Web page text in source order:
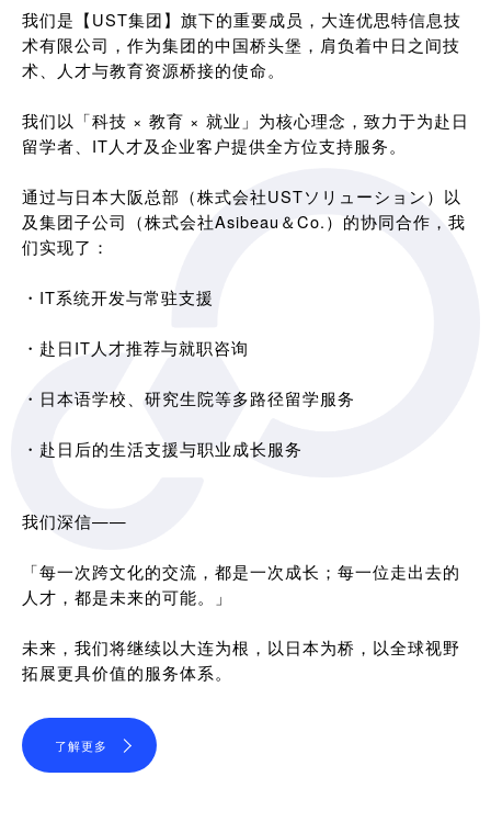
我们是【UST集团】旗下的重要成员，大连优思特信息技
术有限公司，作为集团的中国桥头堡，肩负着中日之间技
术、人才与教育资源桥接的使命。
我们以「科技 × 教育 × 就业」为核心理念，致力于为赴日
留学者、IT人才及企业客户提供全方位支持服务。
通过与日本大阪总部（株式会社USTソリューション）以
及集团子公司（株式会社Asibeau＆Co.）的协同合作，我
们实现了：
・IT系统开发与常驻支援
・赴日IT人才推荐与就职咨询
・日本语学校、研究生院等多路径留学服务
・赴日后的生活支援与职业成长服务
我们深信——
「每一次跨文化的交流，都是一次成长；每一位走出去的
人才，都是未来的可能。」
未来，我们将继续以大连为根，以日本为桥，以全球视野
拓展更具价值的服务体系。
了解更多